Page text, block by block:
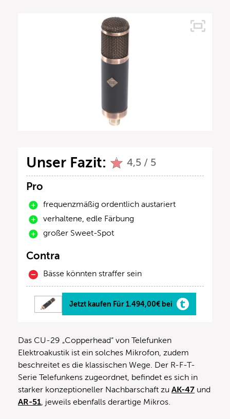
Unser Fazit: 4,5 / 5
Pro
frequenzmäßig ordentlich austariert
verhaltene, edle Färbung
großer Sweet-Spot
Contra
Bässe könnten straffer sein
Jetzt kaufen Für 1.494,00€ bei
Das CU-29 „Copperhead“ von Telefunken
Elektroakustik ist ein solches Mikrofon, zudem
beschreitet es die klassischen Wege. Der R-F-T-
Serie Telefunkens zugeordnet, befindet es sich in
starker konzeptioneller Nachbarschaft zu AK-47 und
AR-51, jeweils ebenfalls derartige Mikros.